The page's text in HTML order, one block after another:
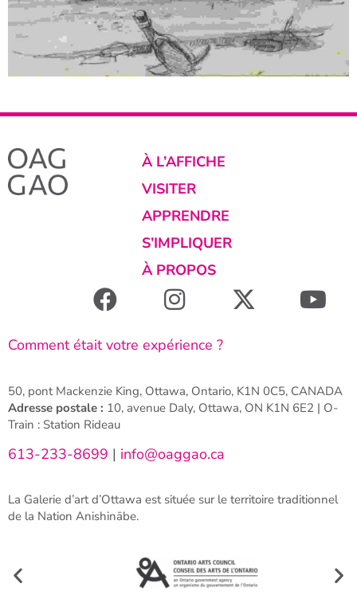
À L’AFFICHE
VISITER
APPRENDRE
S’IMPLIQUER
À PROPOS
Comment était votre expérience ?
50, pont Mackenzie King, Ottawa, Ontario, K1N 0C5, CANADA
Adresse postale : 10, avenue Daly, Ottawa, ON K1N 6E2 | O-
Train : Station Rideau
613-233-8699 | info@oaggao.ca
La Galerie d’art d’Ottawa est située sur le territoire traditionnel
de la Nation Anishinābe.